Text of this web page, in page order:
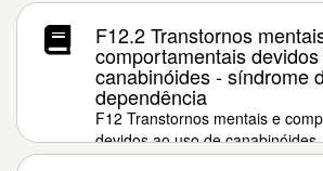
F12.2 Transtornos
comportamentais
canabinóides - síndrome
dependência
F12 Transtornos mentais e
devidos ao uso de canabinóides